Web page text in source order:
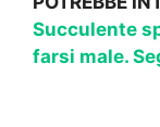
Succulente
farsi male.